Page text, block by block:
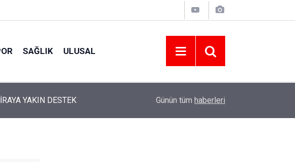
SAĞLIK ULUSAL
AÇIKLANDI YENİ PARTİ ALTINORDU’DA KURUCU
Günün tüm haberleri